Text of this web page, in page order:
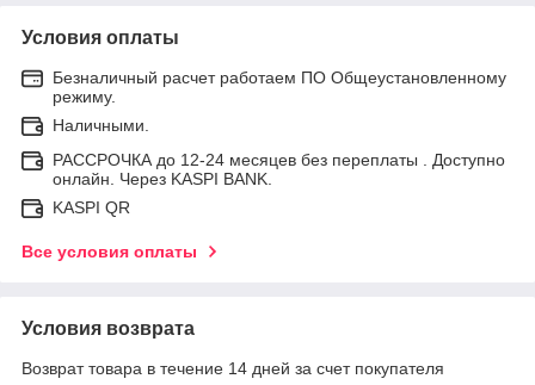
Условия оплаты
Безналичный расчет работаем ПО Общеустановленному
режиму.
Наличными.
РАССРОЧКА до 12-24 месяцев без переплаты . Доступно
онлайн. Через KASPI BANK.
KASPI QR
Все условия оплаты
Условия возврата
Возврат товара в течение 14 дней за счет покупателя